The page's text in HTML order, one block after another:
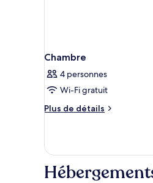
Chambre
4 personnes
Wi-Fi gratuit
Plus de détails
Plus
le
type
de